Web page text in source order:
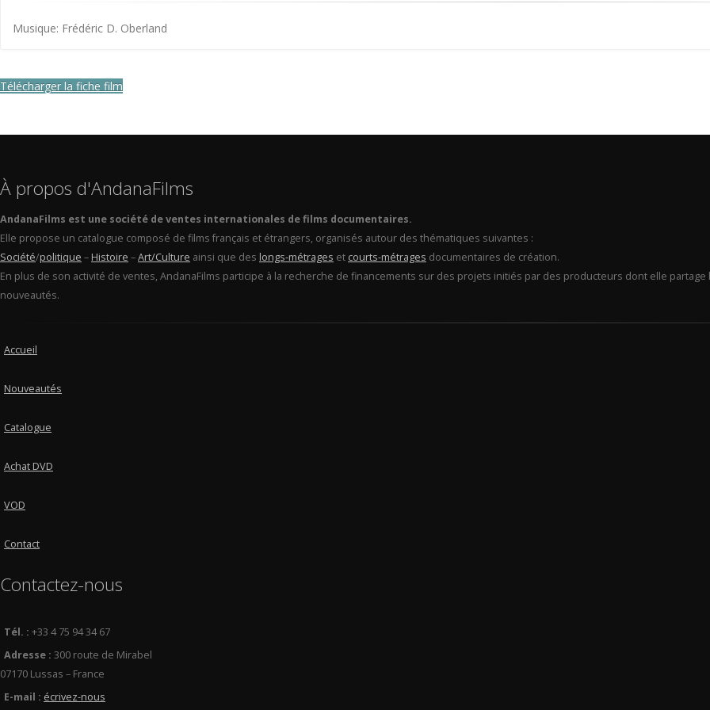
Musique: Frédéric D. Oberland
Télécharger la fiche film
À propos d'AndanaFilms
AndanaFilms est une société de ventes internationales de films documentaires.
Elle propose un catalogue composé de films français et étrangers, organisés autour des thématiques suivantes :
Société/politique – Histoire –Art/Culture ainsi que des longs-métrages et courts-métrages documentaires de création.
En plus de son activité de ventes, AndanaFilms participe à la recherche de financements sur des projets initiés par des producteurs dont elle partage
nouveautés.
Accueil
Nouveautés
Catalogue
Achat DVD
VOD
Contact
Contactez-nous
Tél. : +33 4 75 94 34 67
Adresse : 300 route de Mirabel
07170 Lussas – France
E-mail : écrivez-nous